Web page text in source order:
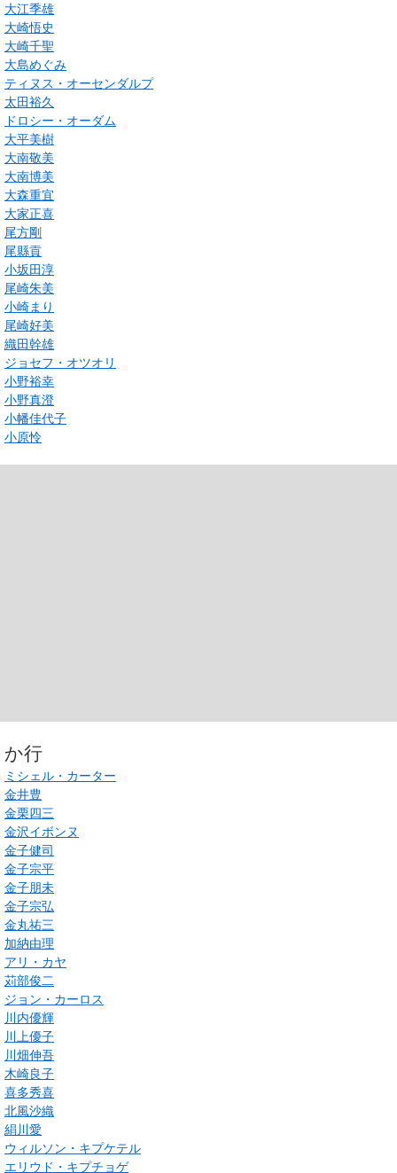
大江季雄
大崎悟史
大崎千聖
大島めぐみ
ティヌス・オーセンダルプ
太田裕久
ドロシー・オーダム
大平美樹
大南敬美
大南博美
大森重宜
大家正喜
尾方剛
尾縣貢
小坂田淳
尾崎朱美
小崎まり
尾崎好美
織田幹雄
ジョセフ・オツオリ
小野裕幸
小野真澄
小幡佳代子
小原怜
か行
ミシェル・カーター
金井豊
金栗四三
金沢イボンヌ
金子健司
金子宗平
金子朋未
金子宗弘
金丸祐三
加納由理
アリ・カヤ
苅部俊二
ジョン・カーロス
川内優輝
川上優子
川畑伸吾
木崎良子
喜多秀喜
北風沙織
絹川愛
ウィルソン・キプケテル
エリウド・キプチョゲ